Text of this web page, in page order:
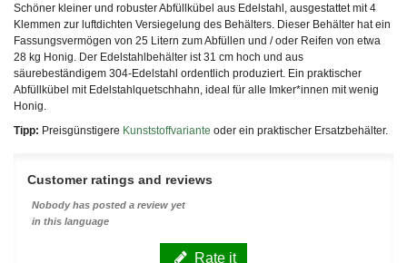
Schöner kleiner und robuster Abfüllkübel aus Edelstahl, ausgestattet mit 4
Klemmen zur luftdichten Versiegelung des Behälters. Dieser Behälter hat ein
Fassungsvermögen von 25 Litern zum Abfüllen und / oder Reifen von etwa
28 kg Honig. Der Edelstahlbehälter ist 31 cm hoch und aus
säurebeständigem 304-Edelstahl ordentlich produziert. Ein praktischer
Abfüllkübel mit Edelstahlquetschhahn, ideal für alle Imker*innen mit wenig
Honig.
Tipp: Preisgünstigere Kunststoffvariante oder ein praktischer Ersatzbehälter.
Customer ratings and reviews
Nobody has posted a review yet
in this language
Rate it